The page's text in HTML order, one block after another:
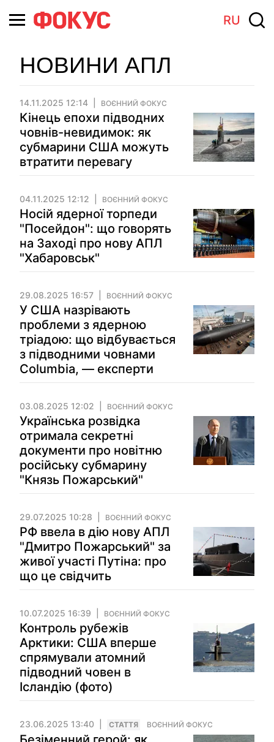
RU
НОВИНИ АПЛ
14.11.2025 12:14 ВОЄННИЙ ФОКУС
Кінець епохи підводних
човнів-невидимок: як
субмарини США можуть
втратити перевагу
04.11.2025 12:12 ВОЄННИЙ ФОКУС
Носій ядерної торпеди
"Посейдон": що говорять
на Заході про нову АПЛ
"Хабаровськ"
29.08.2025 16:57 ВОЄННИЙ ФОКУС
У США назрівають
проблеми з ядерною
тріадою: що відбувається
з підводними човнами
Columbia, — експерти
03.08.2025 12:02 ВОЄННИЙ ФОКУС
Українська розвідка
отримала секретні
документи про новітню
російську субмарину
"Князь Пожарський"
29.07.2025 10:28 ВОЄННИЙ ФОКУС
РФ ввела в дію нову АПЛ
"Дмитро Пожарський" за
живої участі Путіна: про
що це свідчить
10.07.2025 16:39 ВОЄННИЙ ФОКУС
Контроль рубежів
Арктики: США вперше
спрямували атомний
підводний човен в
Ісландію (фото)
23.06.2025 13:40 СТАТТЯ ВОЄННИЙ ФОКУС